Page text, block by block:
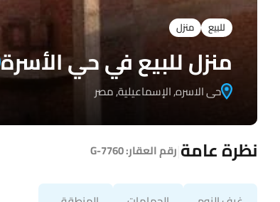
للبيع منزل
منزل للبيع في حي الأسرة
حى الاسره, الإسماعيلية, مصر
نظرة عامة رقم العقار:G-7760